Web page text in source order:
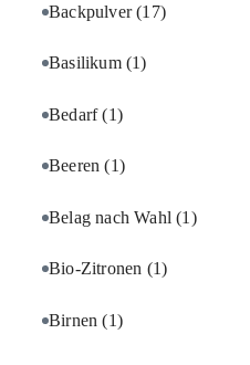
Backpulver(17)
Basilikum (1)
Bedarf(1)
Beeren(1)
Belag nach Wahl(1)
Bio-Zitronen (1)
Birnen(1)